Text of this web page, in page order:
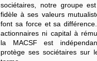
sociétaires, notre groupe
fidèle à ses valeurs
font sa force et sa
actionnaires ni capital à
la MACSF est
protège ses sociétaires sur